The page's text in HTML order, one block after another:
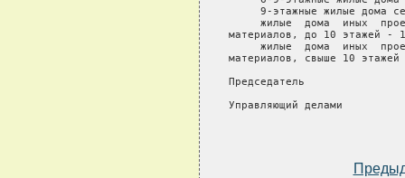
9-этажные жилые дома
жилые  дома  иных
материалов, до 10 этажей -
жилые  дома  иных
материалов, свыше 10
Председатель
Управляющий делами